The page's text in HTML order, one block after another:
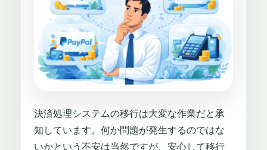
決済処理システムの移行は大変な作業だと承
知しています。何か問題が発生するのではな
いかという不安は当然ですが、安心して移行